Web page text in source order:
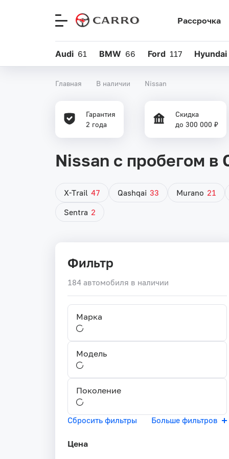
Рассрочка
Audi 61 BMW 66 Ford 117 Hyundai
Главная В наличии Nissan
Гарантия
2 года
Скидка
до 300 000 ₽
Nissan с пробегом в
X-Trail 47 Qashqai 33 Murano 21
Sentra 2
Фильтр
184 автомобиля в наличии
Марка
Модель
Поколение
Сбросить фильтры Больше фильтров
Цена